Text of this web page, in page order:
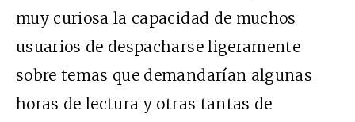
muy curiosa la capacidad de muchos
usuarios de despacharse ligeramente
sobre temas que demandarían algunas
horas de lectura y otras tantas de